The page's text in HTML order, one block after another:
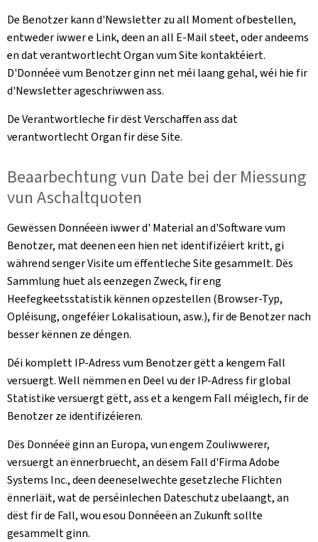
De Benotzer kann d'Newsletter zu all Moment ofbestellen,
entweder iwwer e Link, deen an all E-Mail steet, oder andeems
en dat verantwortlecht Organ vum Site kontaktéiert.
D'Donnéeë vum Benotzer ginn net méi laang gehal, wéi hie fir
d'Newsletter ageschriwwen ass.
De Verantwortleche fir dëst Verschaffen ass dat
verantwortlecht Organ fir dëse Site.
Beaarbechtung vun Date bei der Miessung
vun Aschaltquoten
Gewëssen Donnéeën iwwer d' Material an d'Software vum
Benotzer, mat deenen een hien net identifizéiert kritt, gi
während senger Visite um ëffentleche Site gesammelt. Dës
Sammlung huet als eenzegen Zweck, fir eng
Heefegkeetsstatistik kënnen opzestellen (Browser-Typ,
Opléisung, ongeféier Lokalisatioun, asw.), fir de Benotzer nach
besser kënnen ze déngen.
Déi komplett IP-Adress vum Benotzer gëtt a kengem Fall
versuergt. Well nëmmen en Deel vu der IP-Adress fir global
Statistike versuergt gëtt, ass et a kengem Fall méiglech, fir de
Benotzer ze identifizéieren.
Dës Donnéeë ginn an Europa, vun engem Zouliwwerer,
versuergt an ënnerbruecht, an dësem Fall d'Firma Adobe
Systems Inc., deen deeneselwechte gesetzleche Flichten
ënnerläit, wat de perséinlechen Dateschutz ubelaangt, an
dëst fir de Fall, wou esou Donnéeën an Zukunft sollte
gesammelt ginn.